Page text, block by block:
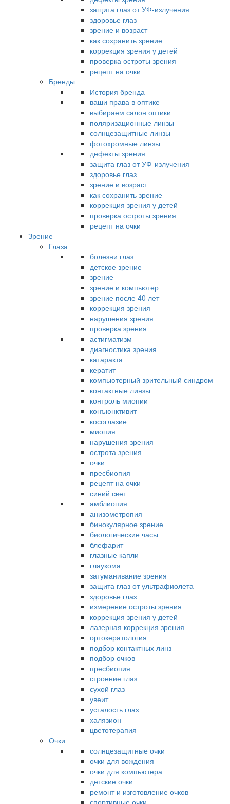
защита глаз от УФ-излучения
здоровье глаз
зрение и возраст
как сохранить зрение
коррекция зрения у детей
проверка остроты зрения
рецепт на очки
Бренды
История бренда
ваши права в оптике
выбираем салон оптики
поляризационные линзы
солнцезащитные линзы
фотохромные линзы
дефекты зрения
защита глаз от УФ-излучения
здоровье глаз
зрение и возраст
как сохранить зрение
коррекция зрения у детей
проверка остроты зрения
рецепт на очки
Зрение
Глаза
болезни глаз
детское зрение
зрение
зрение и компьютер
зрение после 40 лет
коррекция зрения
нарушения зрения
проверка зрения
астигматизм
диагностика зрения
катаракта
кератит
компьютерный зрительный синдром
контактные линзы
контроль миопии
конъюнктивит
косоглазие
миопия
нарушения зрения
острота зрения
очки
пресбиопия
рецепт на очки
синий свет
амблиопия
анизометропия
бинокулярное зрение
биологические часы
блефарит
глазные капли
глаукома
затуманивание зрения
защита глаз от ультрафиолета
здоровье глаз
измерение остроты зрения
коррекция зрения у детей
лазерная коррекция зрения
ортокератология
подбор контактных линз
подбор очков
пресбиопия
строение глаз
сухой глаз
увеит
усталость глаз
халязион
цветотерапия
Очки
солнцезащитные очки
очки для вождения
очки для компьютера
детские очки
ремонт и изготовление очков